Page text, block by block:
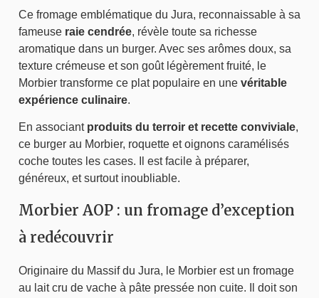
Ce fromage emblématique du Jura, reconnaissable à sa
fameuse raie cendrée, révèle toute sa richesse
aromatique dans un burger. Avec ses arômes doux, sa
texture crémeuse et son goût légèrement fruité, le
Morbier transforme ce plat populaire en une véritable
expérience culinaire.
En associant produits du terroir et recette conviviale,
ce burger au Morbier, roquette et oignons caramélisés
coche toutes les cases. Il est facile à préparer,
généreux, et surtout inoubliable.
Morbier AOP : un fromage d’exception
à redécouvrir
Originaire du Massif du Jura, le Morbier est un fromage
au lait cru de vache à pâte pressée non cuite. Il doit son